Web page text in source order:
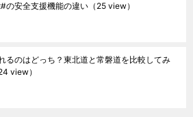
の安全支援機能の違い （25 view）
るのはどっち？東北道と常磐道を比較してみ
view）